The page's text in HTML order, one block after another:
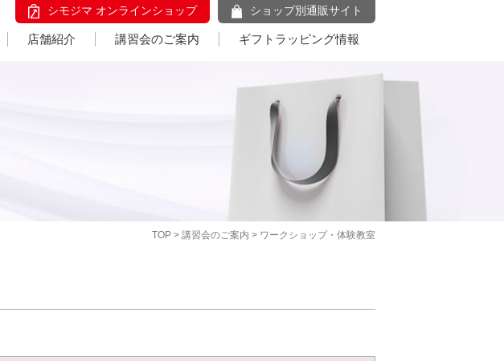
シモジマ オンラインショップ ショップ別通販サイト
店舗紹介 講習会のご案内 ギフトラッピング情報
TOP > 講習会のご案内 > ワークショップ・体験教室